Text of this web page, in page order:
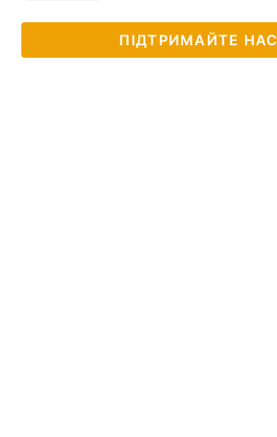
ПІДТРИМАЙТЕ НАС